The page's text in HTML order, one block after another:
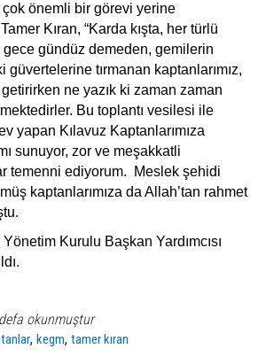
önemli bir görevi yerine
Kıran, “Karda kışta, her türlü
gece gündüz demeden, gemilerin
tırmanan kaptanlarımız,
ne yazık ki zaman zaman
Bu toplantı vesilesi ile
yapan Kılavuz Kaptanlarımıza
sunuyor, zor ve meşakkatli
temenni ediyorum. Meslek şehidi
kaptanlarımıza da Allah’tan rahmet
Kurulu Başkan Yardımcısı
okunmuştur
,kegm,tamer kıran